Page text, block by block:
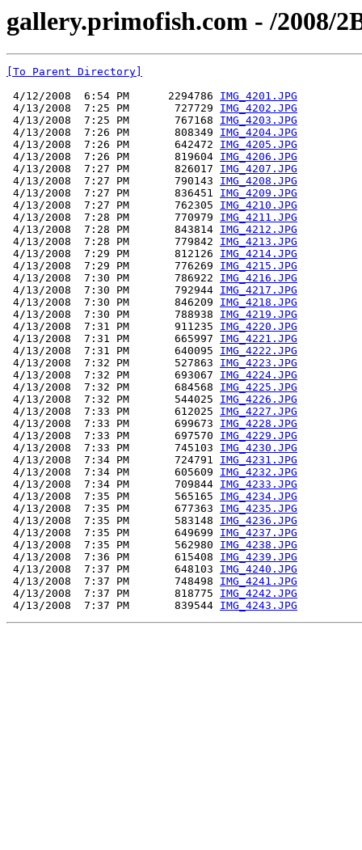
gallery.primofish.com - /2008/
[To Parent Directory]
4/12/2008  6:54 PM      2294786 IMG_4201.JPG
4/13/2008  7:25 PM       727729 IMG_4202.JPG
4/13/2008  7:25 PM       767168 IMG_4203.JPG
4/13/2008  7:26 PM       808349 IMG_4204.JPG
4/13/2008  7:26 PM       642472 IMG_4205.JPG
4/13/2008  7:26 PM       819604 IMG_4206.JPG
4/13/2008  7:27 PM       826017 IMG_4207.JPG
4/13/2008  7:27 PM       790143 IMG_4208.JPG
4/13/2008  7:27 PM       836451 IMG_4209.JPG
4/13/2008  7:27 PM       762305 IMG_4210.JPG
4/13/2008  7:28 PM       770979 IMG_4211.JPG
4/13/2008  7:28 PM       843814 IMG_4212.JPG
4/13/2008  7:28 PM       779842 IMG_4213.JPG
4/13/2008  7:29 PM       812126 IMG_4214.JPG
4/13/2008  7:29 PM       776269 IMG_4215.JPG
4/13/2008  7:30 PM       786922 IMG_4216.JPG
4/13/2008  7:30 PM       792944 IMG_4217.JPG
4/13/2008  7:30 PM       846209 IMG_4218.JPG
4/13/2008  7:30 PM       788938 IMG_4219.JPG
4/13/2008  7:31 PM       911235 IMG_4220.JPG
4/13/2008  7:31 PM       665997 IMG_4221.JPG
4/13/2008  7:31 PM       640095 IMG_4222.JPG
4/13/2008  7:32 PM       527863 IMG_4223.JPG
4/13/2008  7:32 PM       693067 IMG_4224.JPG
4/13/2008  7:32 PM       684568 IMG_4225.JPG
4/13/2008  7:32 PM       544025 IMG_4226.JPG
4/13/2008  7:33 PM       612025 IMG_4227.JPG
4/13/2008  7:33 PM       699673 IMG_4228.JPG
4/13/2008  7:33 PM       697570 IMG_4229.JPG
4/13/2008  7:33 PM       745103 IMG_4230.JPG
4/13/2008  7:34 PM       724791 IMG_4231.JPG
4/13/2008  7:34 PM       605609 IMG_4232.JPG
4/13/2008  7:34 PM       709844 IMG_4233.JPG
4/13/2008  7:35 PM       565165 IMG_4234.JPG
4/13/2008  7:35 PM       677363 IMG_4235.JPG
4/13/2008  7:35 PM       583148 IMG_4236.JPG
4/13/2008  7:35 PM       649699 IMG_4237.JPG
4/13/2008  7:35 PM       562980 IMG_4238.JPG
4/13/2008  7:36 PM       615408 IMG_4239.JPG
4/13/2008  7:37 PM       648103 IMG_4240.JPG
4/13/2008  7:37 PM       748498 IMG_4241.JPG
4/13/2008  7:37 PM       818775 IMG_4242.JPG
4/13/2008  7:37 PM       839544 IMG_4243.JPG